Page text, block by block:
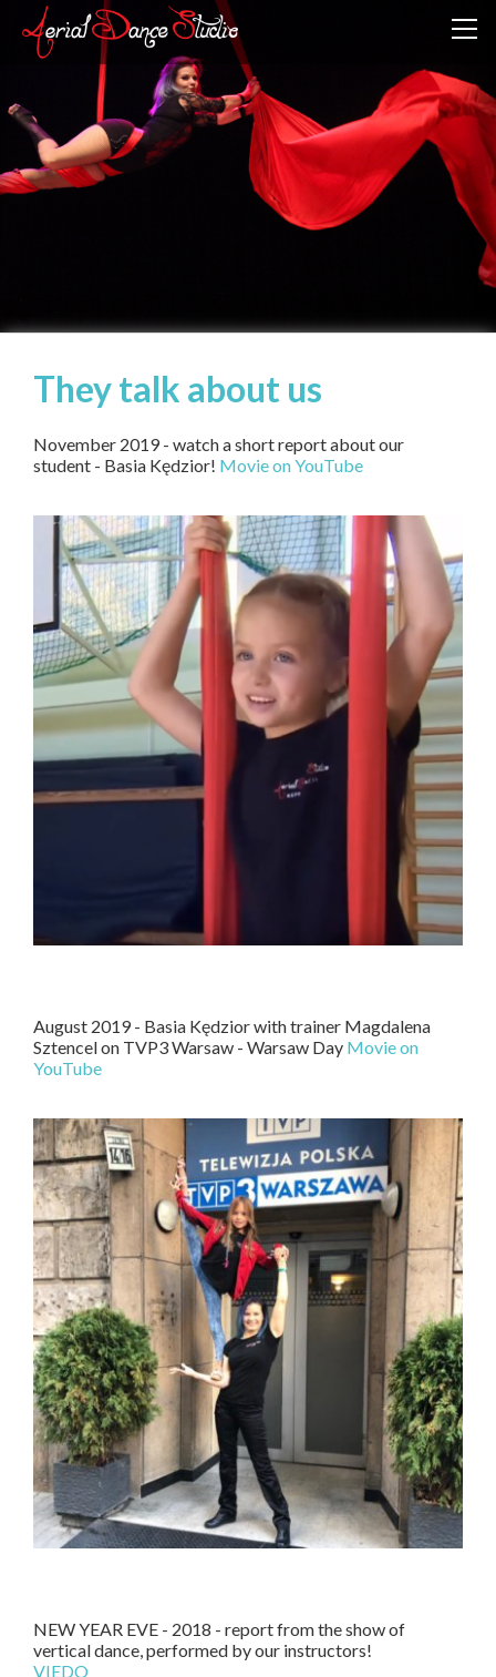
They talk about us
November 2019 - watch a short report about our
student - Basia Kędzior! Movie on YouTube
August 2019 - Basia Kędzior with trainer Magdalena
Sztencel on TVP3 Warsaw - Warsaw Day Movie on
YouTube
NEW YEAR EVE - 2018 - report from the show of
vertical dance, performed by our instructors!
VIEDO